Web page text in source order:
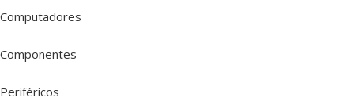
Computadores
Componentes
Periféricos